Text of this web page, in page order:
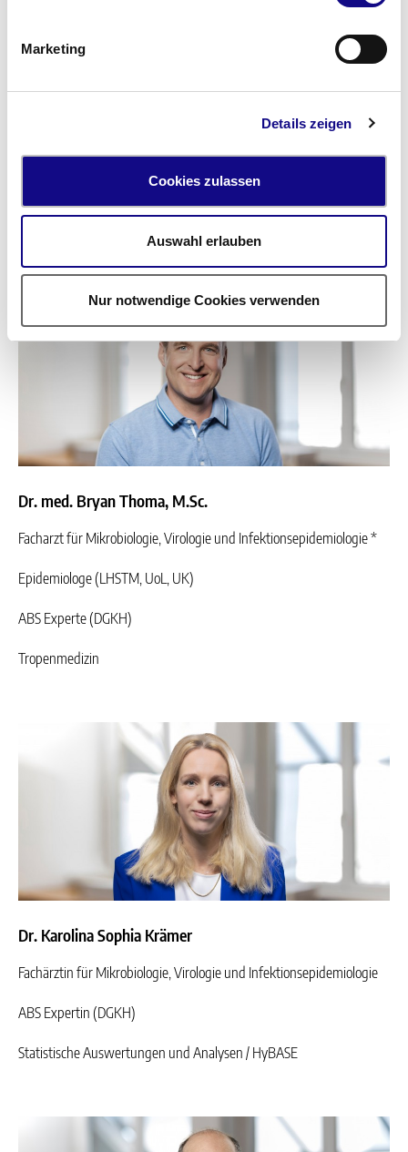
Marketing
Details zeigen
Cookies zulassen
Auswahl erlauben
Nur notwendige Cookies verwenden
Facharzt für Laboratoriumsmedizin *
Dr. med. Bryan Thoma, M.Sc.
Facharzt für Mikrobiologie, Virologie und Infektionsepidemiologie *
Epidemiologe (LHSTM, UoL, UK)
ABS Experte (DGKH)
Tropenmedizin
Dr. Karolina Sophia Krämer
Fachärztin für Mikrobiologie, Virologie und Infektionsepidemiologie
ABS Expertin (DGKH)
Statistische Auswertungen und Analysen / HyBASE